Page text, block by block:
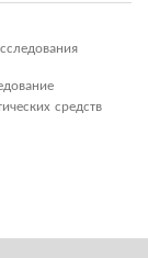
средств